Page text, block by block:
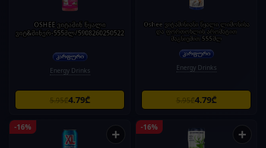
OSHEE ვიტამინ წყალი
ვიტ&მინერ-555მლ/5908260250522
Energy Drinks
5.95₾4.79₾
Oshee ვიტამინიანი წყალი ლიმონისა
და ფორთოხლის არომატით
მაგნიუმით 555მლ
Energy Drinks
5.95₾4.79₾
-16% + -16% +